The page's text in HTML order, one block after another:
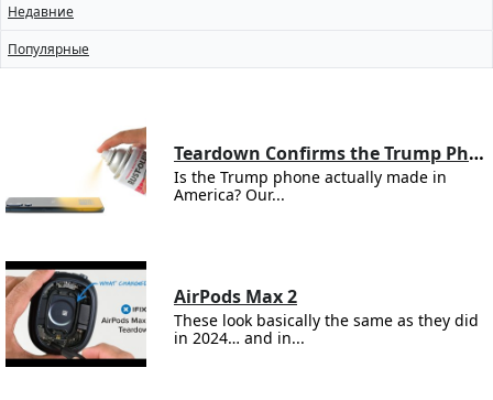
Недавние
Популярные
Teardown Confirms the Trump Phone Is a Gold-Painted HTC U24 Pro
Is the Trump phone actually made in
America? Our...
AirPods Max 2
These look basically the same as they did
in 2024… and in...